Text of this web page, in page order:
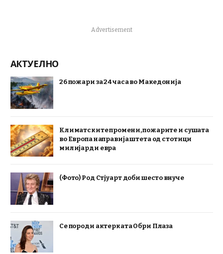
Advertisement
АКТУЕЛНО
26 пожари за 24 часа во Македонија
Климатските промени, пожарите и сушата
во Европа направија штета од стотици
милијарди евра
(Фото) Род Стјуарт доби шесто внуче
Се породи актерката Обри Плаза